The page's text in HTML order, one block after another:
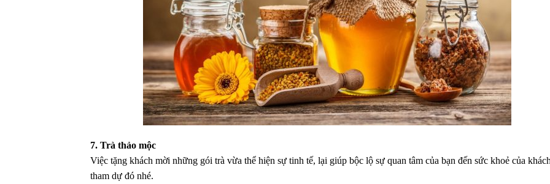
7. Trà thảo mộc
Việc tặng khách mời những gói trà vừa thể hiện sự tinh tế, lại giúp bộc lộ sự quan tâm của bạn đến sức khoẻ của
tham dự đó nhé.